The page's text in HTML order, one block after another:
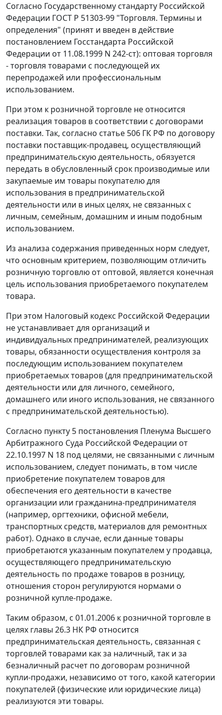
Согласно Государственному стандарту Российской
Федерации ГОСТ Р 51303-99 "Торговля. Термины и
определения" (принят и введен в действие
постановлением Госстандарта Российской
Федерации от 11.08.1999 N 242-ст): оптовая торговля
- торговля товарами с последующей их
перепродажей или профессиональным
использованием.
При этом к розничной торговле не относится
реализация товаров в соответствии с договорами
поставки. Так, согласно статье 506 ГК РФ по договору
поставки поставщик-продавец, осуществляющий
предпринимательскую деятельность, обязуется
передать в обусловленный срок производимые или
закупаемые им товары покупателю для
использования в предпринимательской
деятельности или в иных целях, не связанных с
личным, семейным, домашним и иным подобным
использованием.
Из анализа содержания приведенных норм следует,
что основным критерием, позволяющим отличить
розничную торговлю от оптовой, является конечная
цель использования приобретаемого покупателем
товара.
При этом Налоговый кодекс Российской Федерации
не устанавливает для организаций и
индивидуальных предпринимателей, реализующих
товары, обязанности осуществления контроля за
последующим использованием покупателем
приобретаемых товаров (для предпринимательской
деятельности или для личного, семейного,
домашнего или иного использования, не связанного
с предпринимательской деятельностью).
Согласно пункту 5 постановления Пленума Высшего
Арбитражного Суда Российской Федерации от
22.10.1997 N 18 под целями, не связанными с личным
использованием, следует понимать, в том числе
приобретение покупателем товаров для
обеспечения его деятельности в качестве
организации или гражданина-предпринимателя
(например, оргтехники, офисной мебели,
транспортных средств, материалов для ремонтных
работ). Однако в случае, если данные товары
приобретаются указанным покупателем у продавца,
осуществляющего предпринимательскую
деятельность по продаже товаров в розницу,
отношения сторон регулируются нормами о
розничной купле-продаже.
Таким образом, с 01.01.2006 к розничной торговле в
целях главы 26.3 НК РФ относится
предпринимательская деятельность, связанная с
торговлей товарами как за наличный, так и за
безналичный расчет по договорам розничной
купли-продажи, независимо от того, какой категории
покупателей (физические или юридические лица)
реализуются эти товары.